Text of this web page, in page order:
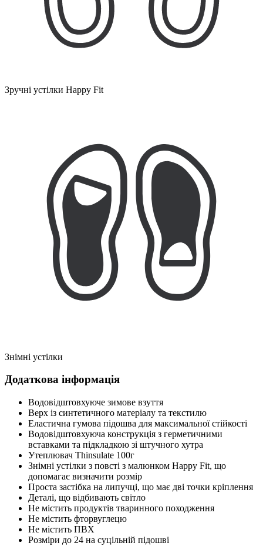
Зручні устілки Happy Fit
Знімні устілки
Додаткова інформація
Водовідштовхуюче зимове взуття
Верх із синтетичного матеріалу та текстилю
Еластична гумова підошва для максимальної стійкості
Водовідштовхуюча конструкція з герметичними
вставками та підкладкою зі штучного хутра
Утеплювач Thinsulate 100г
Знімні устілки з повсті з малюнком Happy Fit, що
допомагає визначити розмір
Проста застібка на липучці, що має дві точки кріплення
Деталі, що відбивають світло
Не містить продуктів тваринного походження
Не містить фторвуглецю
Не містить ПВХ
Розміри до 24 на суцільній підошві